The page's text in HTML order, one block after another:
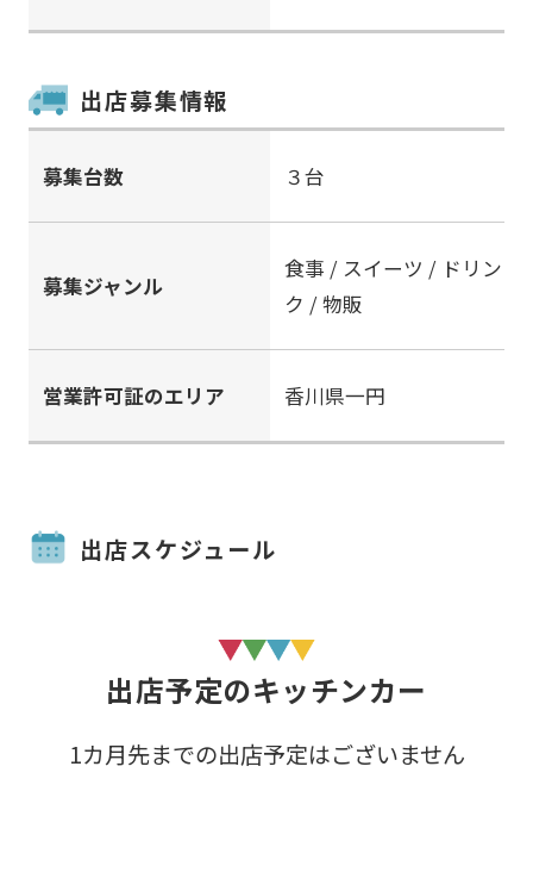
出店募集情報
募集台数 ３台
募集ジャンル
食事 / スイーツ / ドリン
ク / 物販
営業許可証のエリア 香川県一円
出店スケジュール
出店予定のキッチンカー
1カ月先までの出店予定はございません